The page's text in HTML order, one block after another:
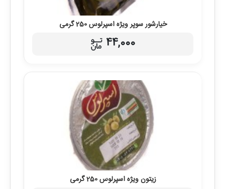
خیارشور سوپر ویژه اسپرلوس 250 گرمی
44,000
زیتون ویژه اسپرلوس 250 گرمی